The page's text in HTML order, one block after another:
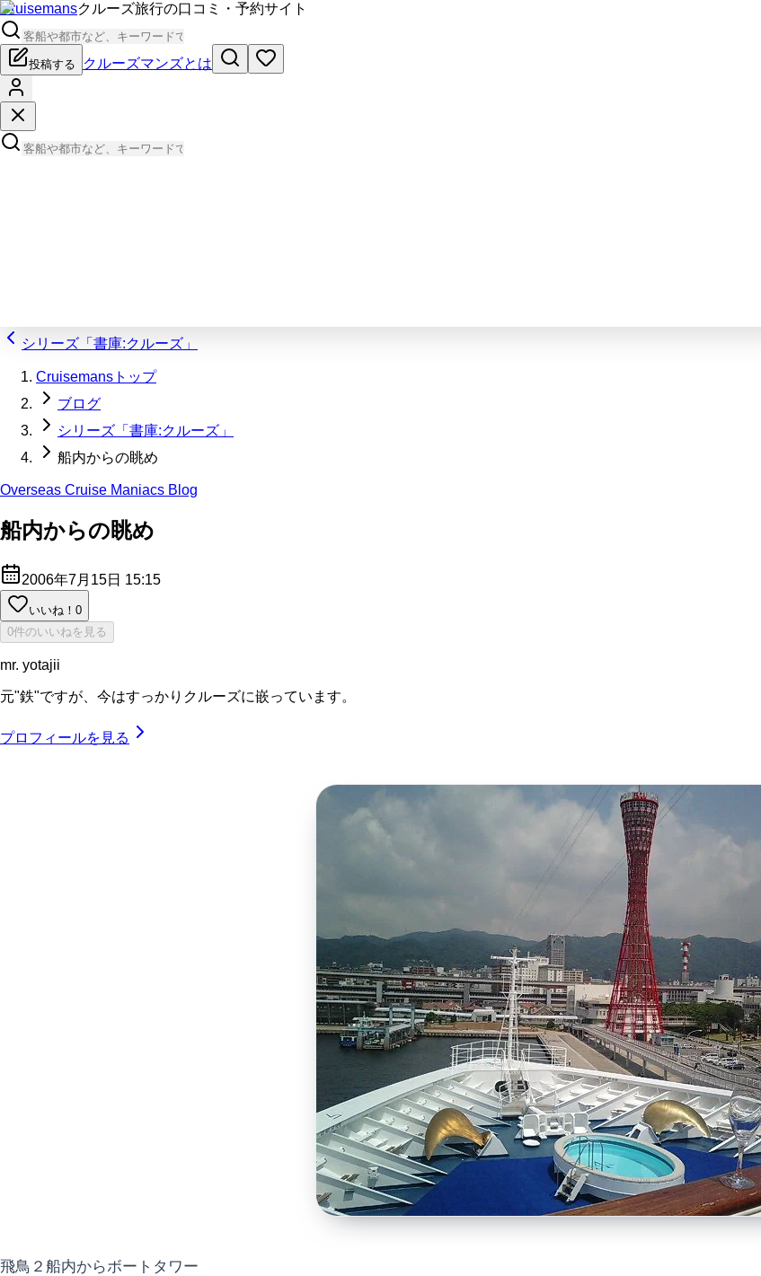
Cruisemansクルーズ旅行の口コミ・予約サイト
投稿する クルーズマンズとは
シリーズ「書庫:クルーズ」
Cruisemansトップ
ブログ
シリーズ「書庫:クルーズ」
船内からの眺め
Overseas Cruise Maniacs Blog
船内からの眺め
2006年7月15日 15:15
いいね！ 0
0件のいいねを見る
mr. yotajii
元"鉄"ですが、今はすっかりクルーズに嵌っています。
プロフィールを見る
飛鳥２船内からボートタワー